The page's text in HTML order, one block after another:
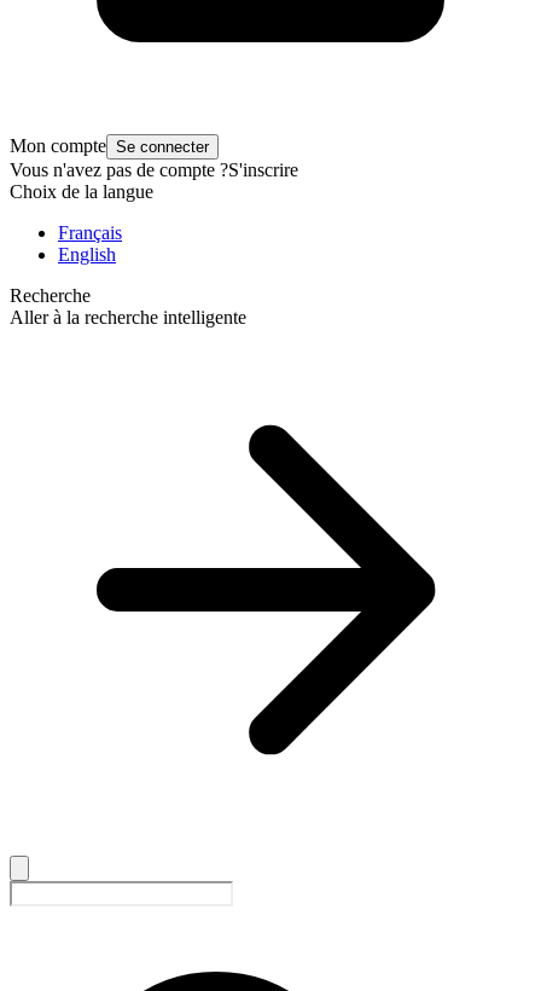
Mon compte Se connecter
Vous n'avez pas de compte ?S'inscrire
Choix de la langue
Français
English
Recherche
Aller à la recherche intelligente